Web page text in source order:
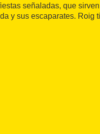
señaladas, que
y sus escaparates. Roig